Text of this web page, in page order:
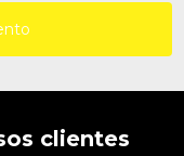
clientes